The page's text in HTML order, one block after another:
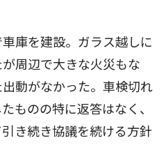
庫を建設。ガラス越しに
周辺で大きな火災もな
動がなかった。車検切れ
ものの特に返答はなく、
き続き協議を続ける方針